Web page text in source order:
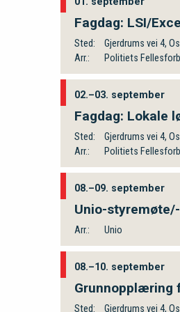
Fagdag: LSI/
Sted:
Gjerdrums vei 4,
Arr.:
Politiets
02.–03. september
Fagdag: Lokale
Sted:
Gjerdrums vei 4,
Arr.:
Politiets
08.–09. september
Unio-
Arr.: Unio
08.–10. september
Grunnopplæring
Sted: Gjerdrums vei 4,